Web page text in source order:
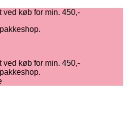
ved køb for min. 450,-
ved køb for min. 450,-